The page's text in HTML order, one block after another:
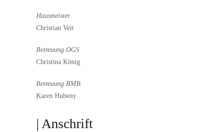
Hausmeister
Christian Veit
Betreuung OGS
Christina König
Betreuung BMB
Karen Hubeny
| Anschrift